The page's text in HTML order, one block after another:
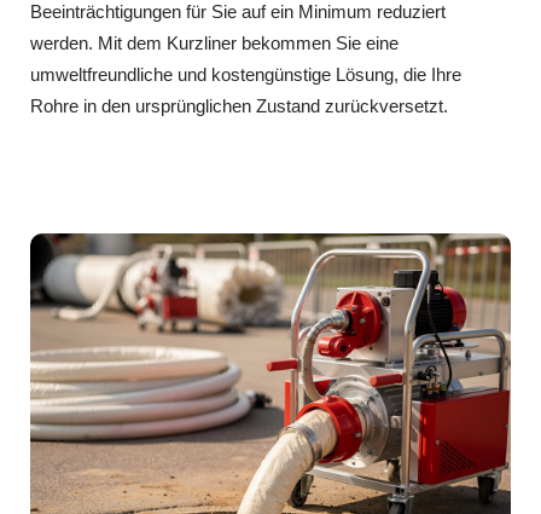
Beeinträchtigungen für Sie auf ein Minimum reduziert
werden. Mit dem Kurzliner bekommen Sie eine
umweltfreundliche und kostengünstige Lösung, die Ihre
Rohre in den ursprünglichen Zustand zurückversetzt.